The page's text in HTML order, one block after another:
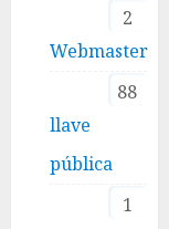
2
Webmaster
88
llave
pública
1